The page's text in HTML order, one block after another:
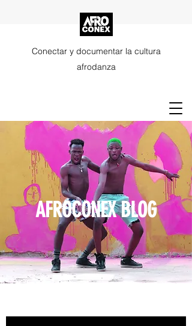
Conectar y documentar la cultura
afrodanza
AFROCONEX BLOG